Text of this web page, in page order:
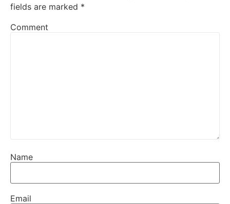
fields are marked *
Comment
Name
Email